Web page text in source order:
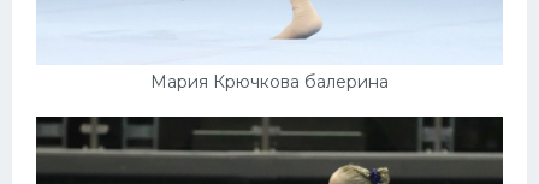
Мария Крючкова балерина